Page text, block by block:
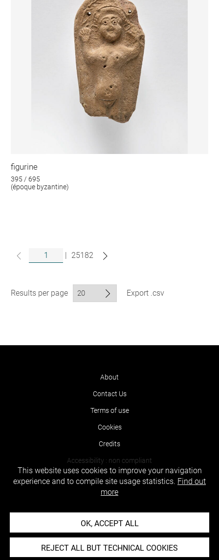
figurine
395 / 695
(époque byzantine)
| 25182
Results per page Export .csv
About
Contact Us
Terms of use
Cookies
Credits
Accessibility : non compliant
This website uses cookies to improve your navigation
experience and to compile site usage statistics. Find out
more
OK, ACCEPT ALL
REJECT ALL BUT TECHNICAL COOKIES